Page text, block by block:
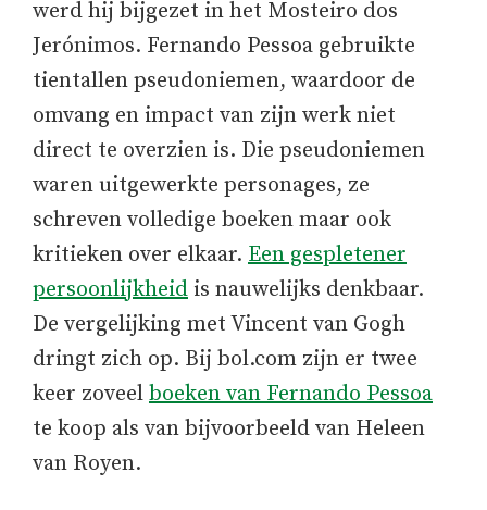
werd hij bijgezet in het Mosteiro dos
Jerónimos. Fernando Pessoa gebruikte
tientallen pseudoniemen, waardoor de
omvang en impact van zijn werk niet
direct te overzien is. Die pseudoniemen
waren uitgewerkte personages, ze
schreven volledige boeken maar ook
kritieken over elkaar. Een gespletener
persoonlijkheid is nauwelijks denkbaar.
De vergelijking met Vincent van Gogh
dringt zich op. Bij bol.com zijn er twee
keer zoveel boeken van Fernando Pessoa
te koop als van bijvoorbeeld van Heleen
van Royen.